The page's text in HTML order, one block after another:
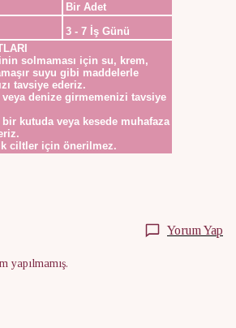
Bir Adet
3 - 7 İş Günü
solmaması için su, krem,
suyu gibi maddelerle
tavsiye ederiz.
veya denize girmemenizi tavsiye
bir kutuda veya kesede muhafaza
ciltler için önerilmez.
Yorum Yap
yapılmamış.